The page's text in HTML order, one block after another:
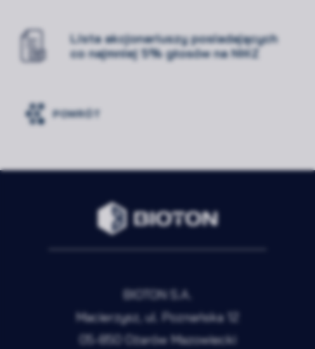
Niezbędne
aktywne
Nieaktywne
Lista akcjonariuszy posiadających
co najmniej 5% głosów na NWZ
POWRÓT
BIOTON S.A.
Macierzysz, ul. Poznańska 12
05-850 Ożarów Mazowiecki